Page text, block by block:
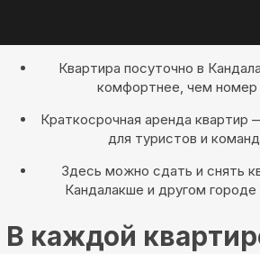
Квартира посуточно в
комфортнее, чем номер
Краткосрочная аренда квартир
для туристов и
Здесь можно сдать и снять
Кандалакше и другом
В каждой